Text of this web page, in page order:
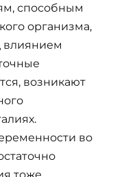
способным
организма,
влиянием
возникают
во